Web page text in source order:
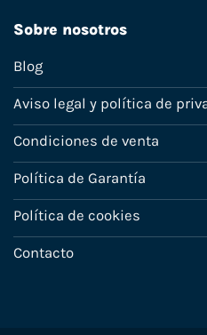
Sobre nosotros
Blog
Aviso legal y política de
Condiciones de venta
Política de Garantía
Política de cookies
Contacto